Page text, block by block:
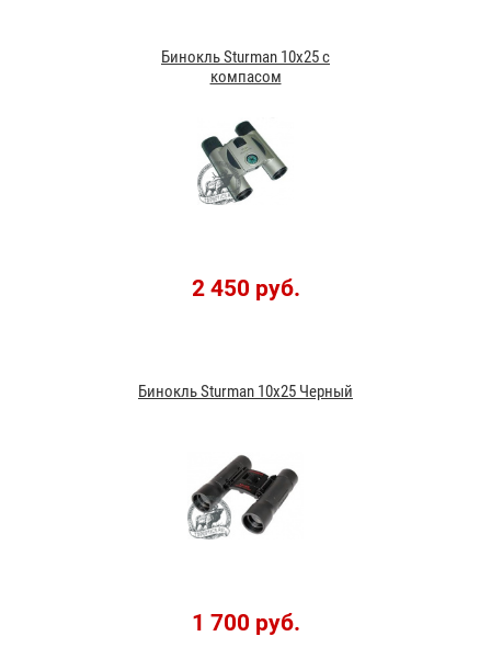
Бинокль Sturman 10x25 с
компасом
2 450 руб.
Бинокль Sturman 10x25 Черный
1 700 руб.